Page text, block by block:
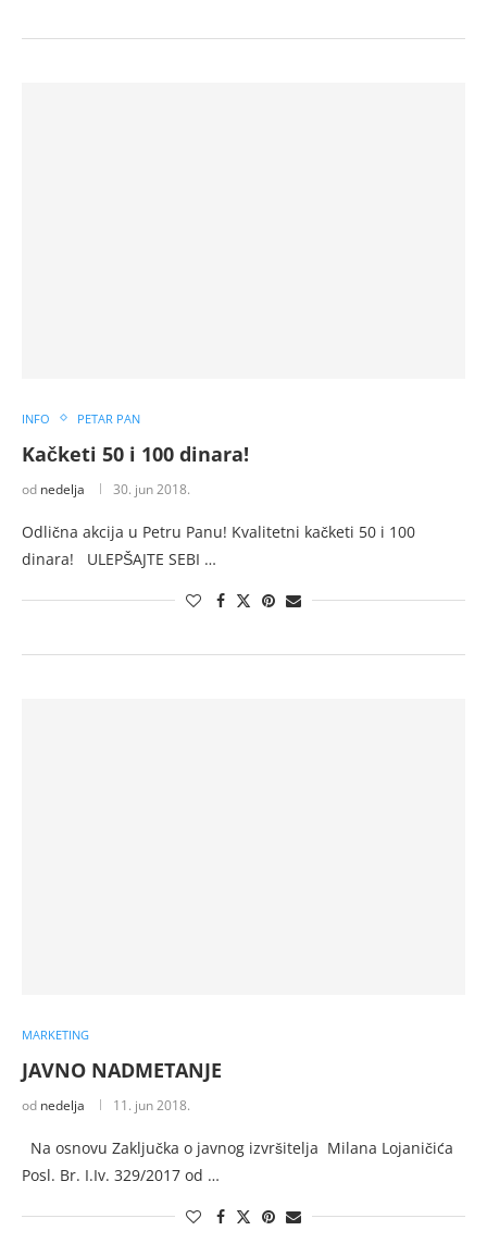
INFO PETAR PAN
Kačketi 50 i 100 dinara!
od nedelja 30. jun 2018.
Odlična akcija u Petru Panu! Kvalitetni kačketi 50 i 100
dinara! ULEPŠAJTE SEBI …
MARKETING
JAVNO NADMETANJE
od nedelja 11. jun 2018.
Na osnovu Zaključka o javnog izvršitelja Milana Lojaničića
Posl. Br. I.Iv. 329/2017 od …